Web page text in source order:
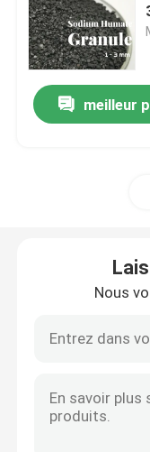
meilleur
Nous